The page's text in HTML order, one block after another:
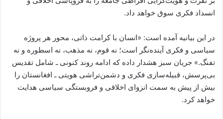
انسداد فکری سوق خواهد داد.
در این بیانیه آمده است: «انسان با کرامت ذاتی، محور هر پروژه
سیاسی و فکری آینده‌نگر است؛ نه قوم، نه مذهب، نه اسطوره و نه
تفنگ.» جریان سبز هشدار داده که ادامه روند کنونی ـ شامل تقدیس
بی‌پرسش، قبیله‌سازی فکری و دشمن‌تراشی هویتی ـ افغانستان را
بیش از پیش به سمت انزوای اخلاقی و فروبستگی سیاسی هدایت
خواهد کرد.